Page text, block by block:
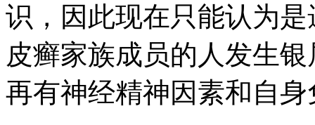
识，因此现在只能认为
皮癣家族成员的人发生
再有神经精神因素和自